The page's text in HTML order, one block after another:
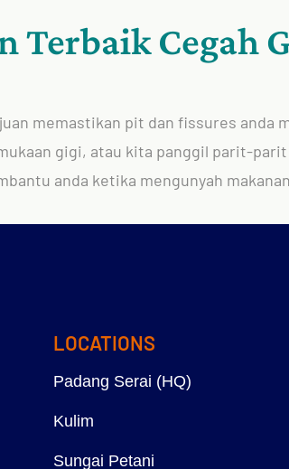
Terbaik Cegah
memastikan pit dan fissures anda
gigi, atau kita panggil parit-
anda ketika mengunyah
LOCATIONS
Padang Serai (HQ)
Kulim
Sungai Petani